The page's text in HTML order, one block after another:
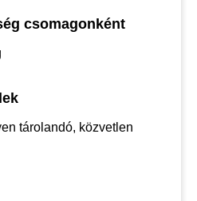
csomagonként
tárolandó, közvetlen